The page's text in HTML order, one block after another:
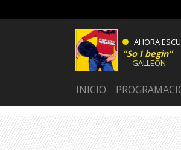
AHORA
So I begin
GALLEON
INICIO